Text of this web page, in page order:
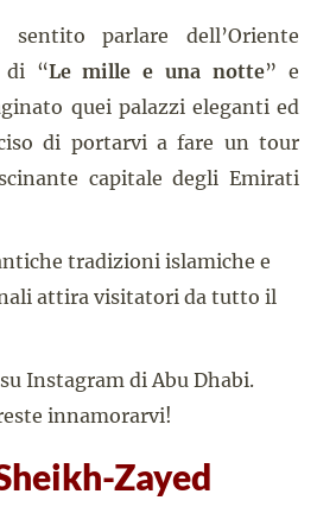
sentito parlare dell’Oriente
di “Le mille e una notte” e
quei palazzi eleganti ed
di portarvi a fare un tour
capitale degli Emirati
tradizioni islamiche e
attira visitatori da tutto il
Instagram di Abu Dhabi.
innamorarvi!
Zayed